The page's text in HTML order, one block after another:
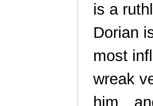
is a
Dorian
most
wreak